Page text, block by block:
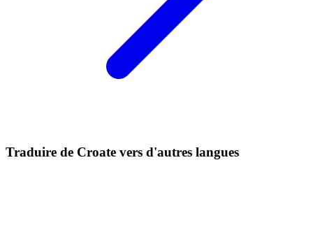
Traduire de Croate vers d'autres langues